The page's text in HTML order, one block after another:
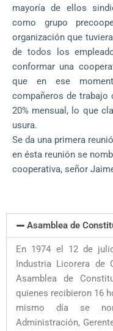
mayoría de ellos
como grupo
organización que
de todos los
conformar una
que en ese
compañeros de trabajo
20% mensual, lo que
usura.
Se da una primera
en ésta reunión se
cooperativa, señor
Asamblea de
En 1974 el 12 de
Industria Licorera de
Asamblea de
quienes recibieron 16
mismo día se
Administración,